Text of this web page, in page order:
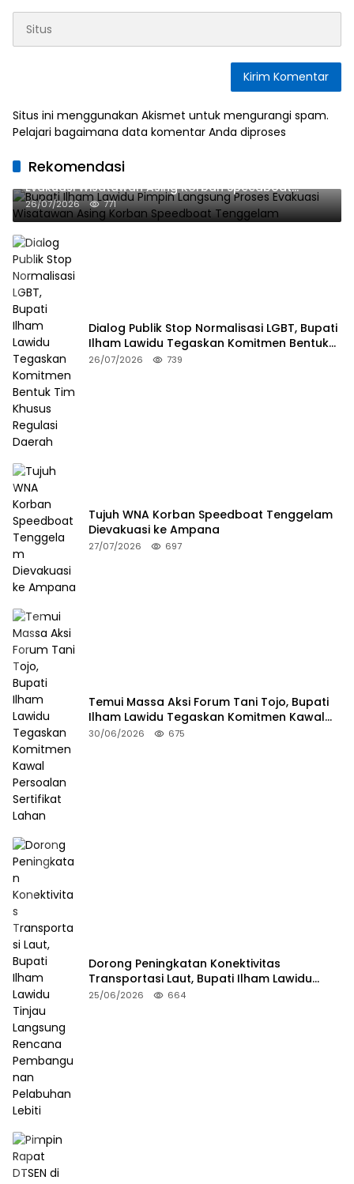
Situs ini menggunakan Akismet untuk mengurangi spam.
Pelajari bagaimana data komentar Anda diproses
Rekomendasi
Bupati Ilham Lawidu Pimpin Langsung Proses
Evakuasi Wisatawan Asing Korban Speedboat
Tenggelam
26/07/2026 771
Dialog Publik Stop Normalisasi LGBT, Bupati
Ilham Lawidu Tegaskan Komitmen Bentuk
Tim Khusus Regulasi Daerah
26/07/2026 739
Tujuh WNA Korban Speedboat Tenggelam
Dievakuasi ke Ampana
27/07/2026 697
Temui Massa Aksi Forum Tani Tojo, Bupati
Ilham Lawidu Tegaskan Komitmen Kawal
Persoalan Sertifikat Lahan
30/06/2026 675
Dorong Peningkatan Konektivitas
Transportasi Laut, Bupati Ilham Lawidu
Tinjau Langsung Rencana Pembangunan
25/06/2026 664